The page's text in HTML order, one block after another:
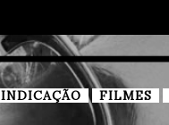
INDICAÇÃO FILMES